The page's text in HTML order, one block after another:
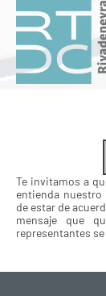
Te invitamos a
entienda nuestro
de estar de
mensaje que
representantes